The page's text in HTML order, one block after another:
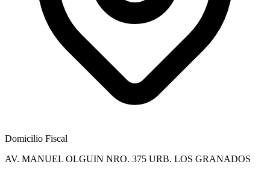
Domicilio Fiscal
AV. MANUEL OLGUIN NRO. 375 URB. LOS GRANADOS